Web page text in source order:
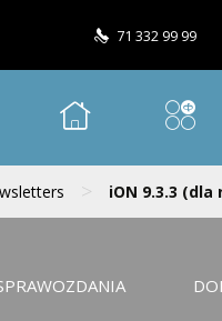
71 332 99 99
> iON 9.3.3 (dla